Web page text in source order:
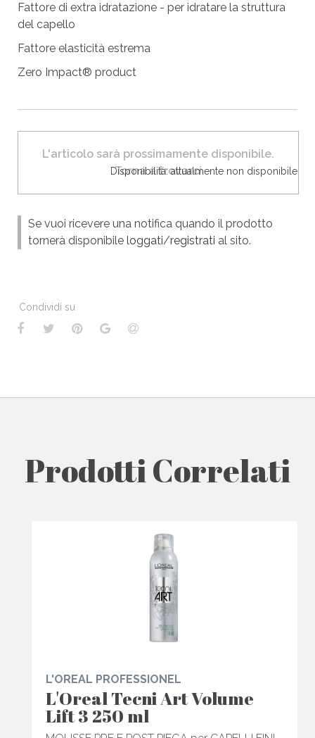
Fattore di extra idratazione - per idratare la struttura
del capello
Fattore elasticità estrema
Zero Impact® product
L'articolo sarà prossimamente disponibile.
Torna a trovarci
Disponibilità: attualmente non disponibile
Se vuoi ricevere una notifica quando il prodotto
tornerà disponibile loggati/registrati al sito.
Condividi su
Prodotti Correlati
L'OREAL PROFESSIONEL
L'Oreal Tecni Art Volume
Lift 3 250 ml